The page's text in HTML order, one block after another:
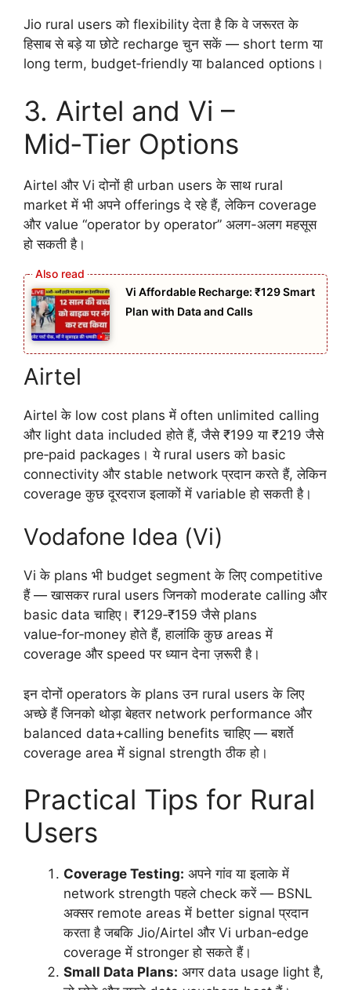
Jio rural users को flexibility देता है कि वे जरूरत के
हिसाब से बड़े या छोटे recharge चुन सकें — short term या
long term, budget‑friendly या balanced options।
3. Airtel and Vi –
Mid‑Tier Options
Airtel और Vi दोनों ही urban users के साथ rural
market में भी अपने offerings दे रहे हैं, लेकिन coverage
और value “operator by operator” अलग-अलग महसूस
हो सकती है।
Vi Affordable Recharge: ₹129 Smart
Plan with Data and Calls
Airtel
Airtel के low cost plans में often unlimited calling
और light data included होते हैं, जैसे ₹199 या ₹219 जैसे
pre‑paid packages। ये rural users को basic
connectivity और stable network प्रदान करते हैं, लेकिन
coverage कुछ दूरदराज इलाकों में variable हो सकती है।
Vodafone Idea (Vi)
Vi के plans भी budget segment के लिए competitive
हैं — खासकर rural users जिनको moderate calling और
basic data चाहिए। ₹129‑₹159 जैसे plans
value‑for‑money होते हैं, हालांकि कुछ areas में
coverage और speed पर ध्यान देना ज़रूरी है।
इन दोनों operators के plans उन rural users के लिए
अच्छे हैं जिनको थोड़ा बेहतर network performance और
balanced data+calling benefits चाहिए — बशर्ते
coverage area में signal strength ठीक हो।
Practical Tips for Rural
Users
Coverage Testing: अपने गांव या इलाके में
network strength पहले check करें — BSNL
अक्सर remote areas में better signal प्रदान
करता है जबकि Jio/Airtel और Vi urban‑edge
coverage में stronger हो सकते हैं।
Small Data Plans: अगर data usage light है,